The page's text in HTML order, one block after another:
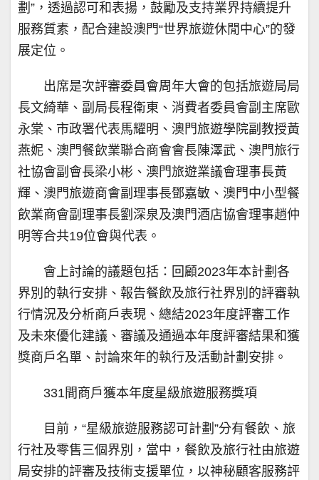
劃”，透過認可和表揚，鼓勵及支持業界持續提升
服務質素，配合建設澳門“世界旅遊休閒中心”的發
展定位。
出席是次評審委員會周年大會的包括旅遊局局
長文綺華、副局長程衛東、消費者委員會副主席歐
永棠、市政署代表馬耀明、澳門旅遊學院副教授黃
燕妮、澳門餐飲業聯合商會會長陳澤武、澳門旅行
社協會副會長梁小彬、澳門旅遊業議會理事長黃
輝、澳門旅遊商會副理事長鄧嘉敏、澳門中小型餐
飲業商會副理事長劉深泉及澳門酒店協會理事趙仲
明等合共19位會與代表。
會上討論的議題包括：回顧2023年本計劃各
界別的執行安排、報告餐飲及旅行社界別的評審執
行情況及分析商戶表現、總結2023年度評審工作
及未來優化建議、審議及通過本年度評審結果和獲
獎商戶名單、討論來年的執行及活動計劃安排。
331間商戶獲本年度星級旅遊服務獎項
目前，“星級旅遊服務認可計劃”分有餐飲、旅
行社及零售三個界別，當中，餐飲及旅行社由旅遊
局安排的評審及技術支援單位，以神秘顧客服務評